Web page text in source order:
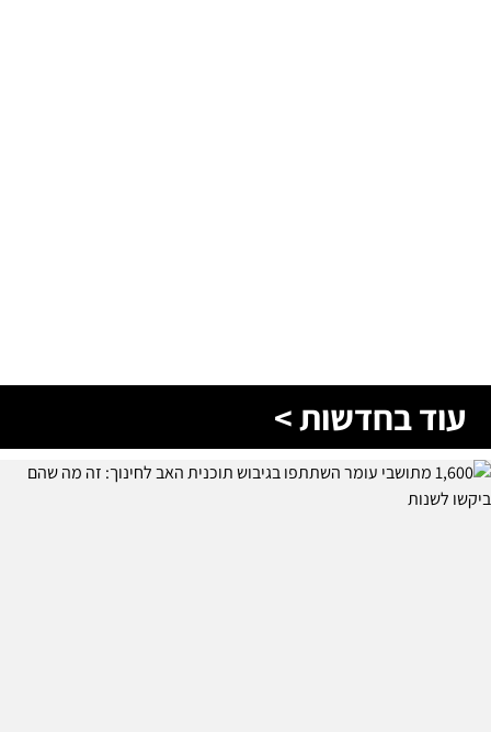
עוד בחדשות >